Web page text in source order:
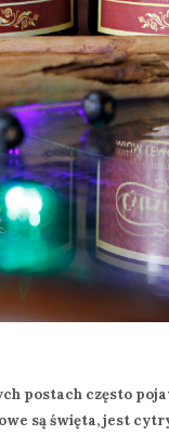
postach często
są święta, jest